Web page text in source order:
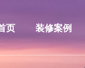
页 装修案例